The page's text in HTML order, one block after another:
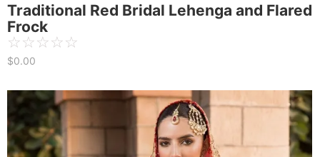
Traditional Red Bridal Lehenga and Flared
Frock
☆☆☆☆☆
$0.00